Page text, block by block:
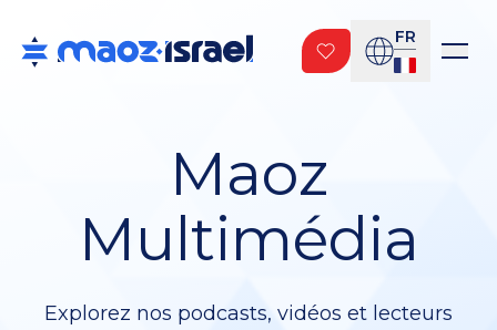
FR
Maoz
Multimédia
Explorez nos podcasts, vidéos et lecteurs